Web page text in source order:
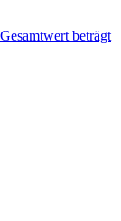
beträgt